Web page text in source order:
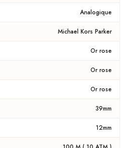
Analogique
Michael Kors Parker
Or rose
Or rose
Or rose
39mm
12mm